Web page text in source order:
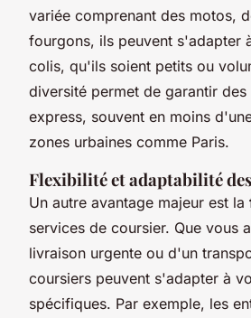
variée comprenant des motos,
fourgons, ils peuvent s'adapter
colis, qu'ils soient petits ou
diversité permet de garantir des
express, souvent en moins
zones urbaines comme Paris.
Flexibilité et adaptabilité
Un autre avantage majeur est la
services de coursier. Que vous
livraison urgente ou d'un
coursiers peuvent s'adapter à
spécifiques. Par exemple, les